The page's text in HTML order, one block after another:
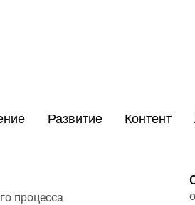
Развитие Контент
процесса